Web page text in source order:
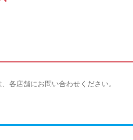
各店舗にお問い合わせください。